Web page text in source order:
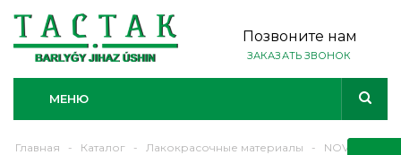
Позвоните нам
ЗАКАЗАТЬ ЗВОНОК
МЕНЮ
Главная - Каталог - Лакокрасочные материалы - NOVOL